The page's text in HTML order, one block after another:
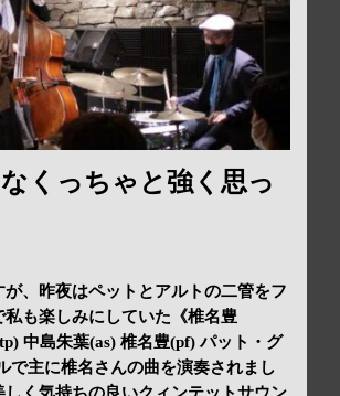
くっちゃと強く思っ
、昨夜はペットとアルトの二管をフ
も楽しみにしていた《椎名豊
中島朱葉(as) 椎名豊(pf) パット・グ
で主に椎名さんの曲を演奏されまし